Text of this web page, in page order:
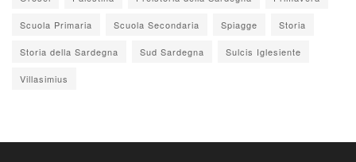
Scuola Primaria Scuola Secondaria Spiagge Storia
Storia della Sardegna Sud Sardegna Sulcis Iglesiente
Villasimius